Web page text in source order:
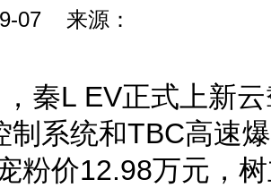
07 来源：
秦L EV正式上新
制系统和TBC高速
粉价12.98万元，